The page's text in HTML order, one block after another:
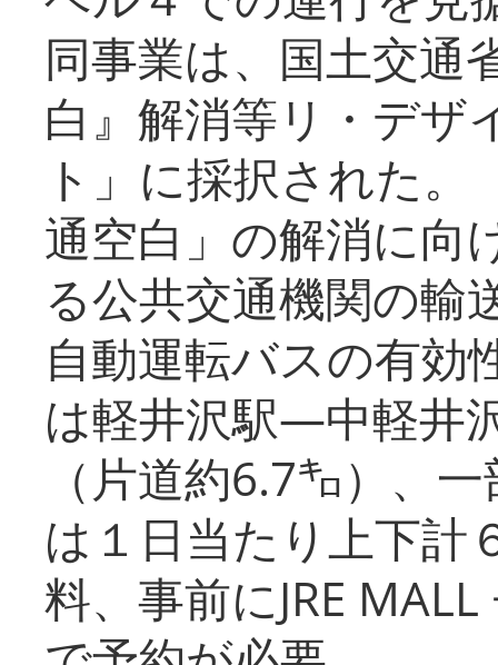
同事業は、国土交通
白』解消等リ・デザ
ト」に採択された
通空白」の解消に向
る公共交通機関の輸
自動運転バスの有効
は軽井沢駅―中軽井
（片道約6.7㌔）、
は１日当たり上下計
料、事前にJRE